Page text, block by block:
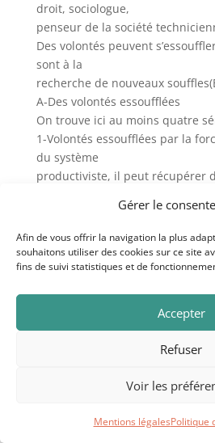
Gérer le
Afin de vous offrir la navigation la plus
souhaitons utiliser des cookies sur ce site
fins de suivi statistiques et de
Accepter
Refuser
Voir les
Mentions légalesPolitique
droit, sociologue,
penseur de la société
Des volontés peuvent
sont à la
recherche de nouveaux
A-Des volontés essoufflées
On trouve ici au moins quatre
1-Volontés essoufflées par la
du système
productiviste, il peut récupérer
pratiques qui se voulaient
en rupture avec
lui.
2-Volontés essoufflées par des
changer l’ordre dominant et se
(personnes ou collectivités)
avancée locale mais un statu
d’une avancée